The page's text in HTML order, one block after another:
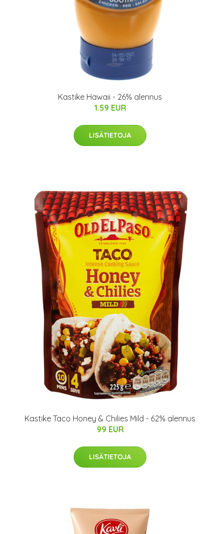
Kastike Hawaii - 26% alennus
1.59 EUR
LISÄTIETOJA
Kastike Taco Honey & Chilies Mild - 62% alennus
99 EUR
LISÄTIETOJA